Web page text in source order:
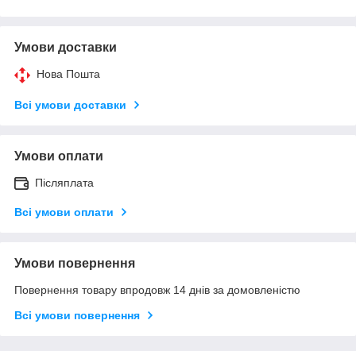
Умови доставки
Нова Пошта
Всі умови доставки
Умови оплати
Післяплата
Всі умови оплати
Умови повернення
Повернення товару впродовж 14 днів за домовленістю
Всі умови повернення